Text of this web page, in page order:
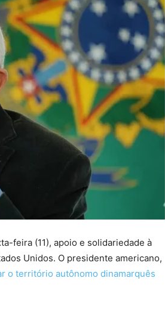
feira (11), apoio e solidariedade à
Unidos. O presidente americano,
o território autônomo dinamarquês